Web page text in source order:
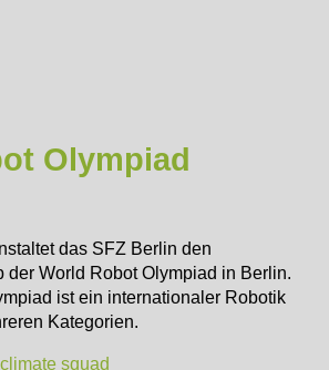
Olympiad
das SFZ Berlin den
der World Robot Olympiad in Berlin.
ist ein internationaler Robotik
Kategorien.
squad